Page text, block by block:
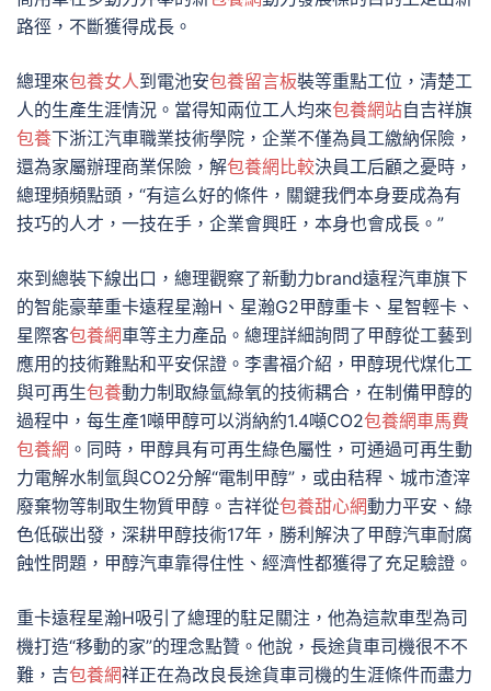
路徑，不斷獲得成長。
總理來包養女人到電池安包養留言板裝等重點工位，清楚工
人的生產生涯情況。當得知兩位工人均來包養網站自吉祥旗
包養下浙江汽車職業技術學院，企業不僅為員工繳納保險，
還為家屬辦理商業保險，解包養網比較決員工后顧之憂時，
總理頻頻點頭，“有這么好的條件，關鍵我們本身要成為有
技巧的人才，一技在手，企業會興旺，本身也會成長。”
來到總裝下線出口，總理觀察了新動力brand遠程汽車旗下
的智能豪華重卡遠程星瀚H、星瀚G2甲醇重卡、星智輕卡、
星際客包養網車等主力產品。總理詳細詢問了甲醇從工藝到
應用的技術難點和平安保證。李書福介紹，甲醇現代煤化工
與可再生包養動力制取綠氫綠氧的技術耦合，在制備甲醇的
過程中，每生產1噸甲醇可以消納約1.4噸CO2包養網車馬費
包養網 。同時，甲醇具有可再生綠色屬性，可通過可再生動
力電解水制氫與CO2分解“電制甲醇”，或由秸稈、城市渣滓
廢棄物等制取生物質甲醇。吉祥從包養甜心網動力平安、綠
色低碳出發，深耕甲醇技術17年，勝利解決了甲醇汽車耐腐
蝕性問題，甲醇汽車靠得住性、經濟性都獲得了充足驗證。
重卡遠程星瀚H吸引了總理的駐足關注，他為這款車型為司
機打造“移動的家”的理念點贊。他說，長途貨車司機很不不
難，吉包養網祥正在為改良長途貨車司機的生涯條件而盡力